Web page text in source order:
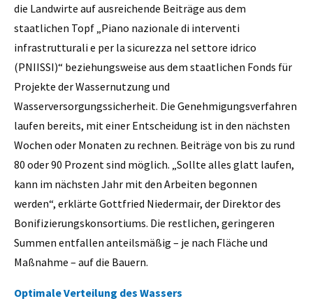
die Landwirte auf ausreichende Beiträge aus dem
staatlichen Topf „Piano nazionale di interventi
infrastrutturali e per la sicurezza nel settore idrico
(PNIISSI)“ beziehungsweise aus dem staatlichen Fonds für
Projekte der Wassernutzung und
Wasserversorgungssicherheit. Die Genehmigungsverfahren
laufen bereits, mit einer Entscheidung ist in den nächsten
Wochen oder Monaten zu rechnen. Beiträge von bis zu rund
80 oder 90 Prozent sind möglich. „Sollte alles glatt laufen,
kann im nächsten Jahr mit den Arbeiten begonnen
werden“, erklärte Gottfried Niedermair, der Direktor des
Bonifizierungskonsortiums. Die restlichen, geringeren
Summen entfallen anteilsmäßig – je nach Fläche und
Maßnahme – auf die Bauern.
Optimale Verteilung des Wassers